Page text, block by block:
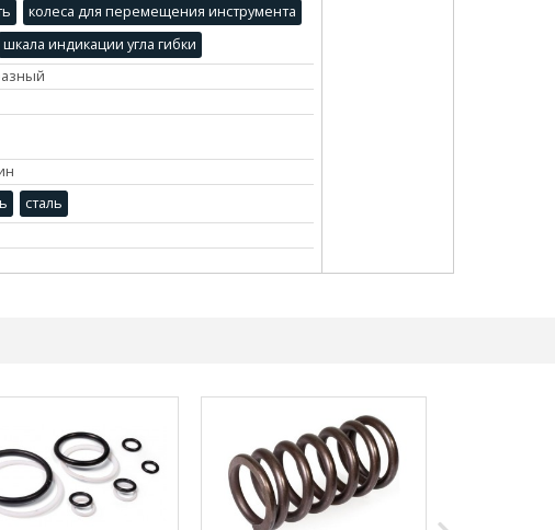
колеса для перемещения инструмента
шкала индикации угла гибки
сталь